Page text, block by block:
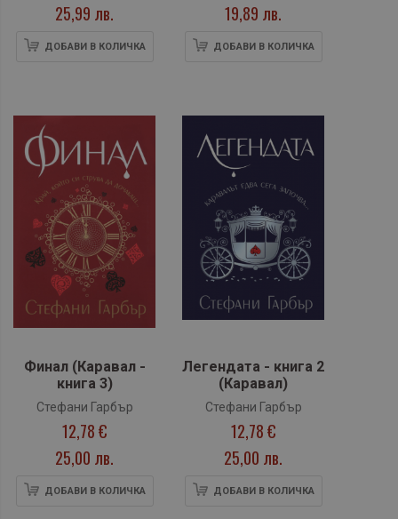
25,99 лв.
ДОБАВИ В КОЛИЧКА
19,89 лв.
ДОБАВИ В КОЛИЧКА
Финал (Каравал -
книга 3)
Стефани Гарбър
12,78 €
25,00 лв.
ДОБАВИ В КОЛИЧКА
Легендата - книга 2
(Каравал)
Стефани Гарбър
12,78 €
25,00 лв.
ДОБАВИ В КОЛИЧКА